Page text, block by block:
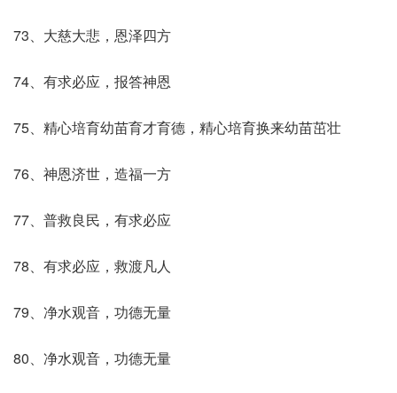
73、大慈大悲，恩泽四方
74、有求必应，报答神恩
75、精心培育幼苗育才育德，精心培育换来幼苗茁壮
76、神恩济世，造福一方
77、普救良民，有求必应
78、有求必应，救渡凡人
79、净水观音，功德无量
80、净水观音，功德无量